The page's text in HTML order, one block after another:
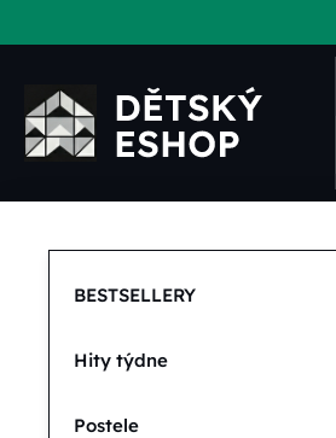
BESTSELLERY
Hity týdne
Postele